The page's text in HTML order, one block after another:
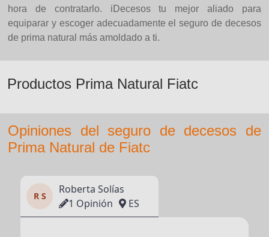
hora de contratarlo. iDecesos tu mejor aliado para
equiparar y escoger adecuadamente el seguro de decesos
de prima natural más amoldado a ti.
Productos Prima Natural Fiatc
Opiniones del seguro de decesos de
Prima Natural de Fiatc
R S
Roberta Solías
1 Opinión
ES